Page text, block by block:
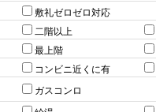
敷礼ゼロゼロ対応
二階以上
最上階
コンビニ近くに有
ガスコンロ